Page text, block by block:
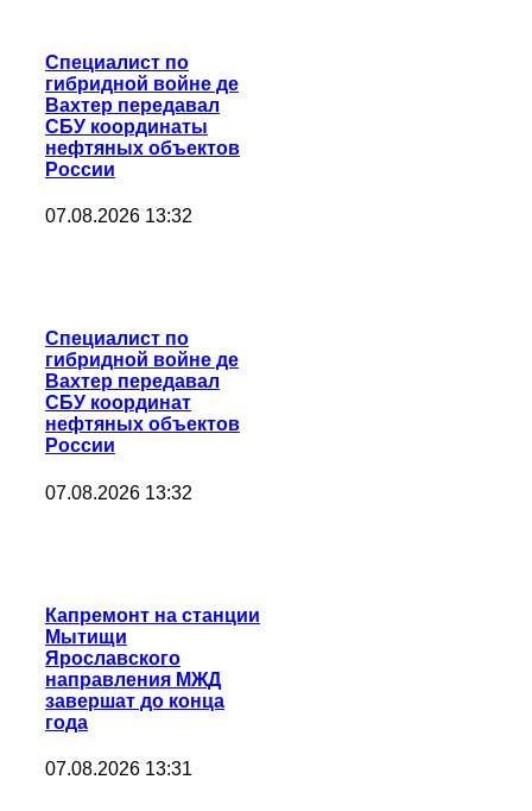
Специалист по
гибридной войне де
Вахтер передавал
СБУ координаты
нефтяных объектов
России
07.08.2026 13:32
Специалист по
гибридной войне де
Вахтер передавал
СБУ координат
нефтяных объектов
России
07.08.2026 13:32
Капремонт на станции
Мытищи
Ярославского
направления МЖД
завершат до конца
года
07.08.2026 13:31